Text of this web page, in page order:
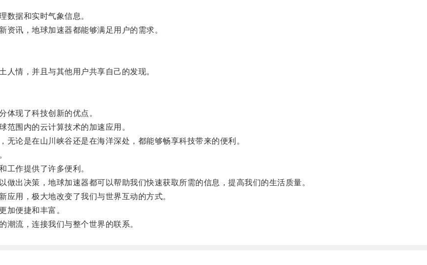
据和实时气象信息。
讯，地球加速器都能够满足用户的需求。
情，并且与其他用户共享自己的发现。
现了科技创新的优点。
围内的云计算技术的加速应用。
论是在山川峡谷还是在海洋深处，都能够畅享科技带来的便利。
作提供了许多便利。
出决策，地球加速器都可以帮助我们快速获取所需的信息，提高我们的生活质量。
用，极大地改变了我们与世界互动的方式。
便捷和丰富。
流，连接我们与整个世界的联系。